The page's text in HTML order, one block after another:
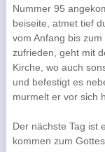
Nummer 95
beiseite, atmet tief
vom Anfang bis
zufrieden, geht mit
Kirche, wo auch
und befestigt es
murmelt er vor sich
Der nächste Tag ist
kommen zum